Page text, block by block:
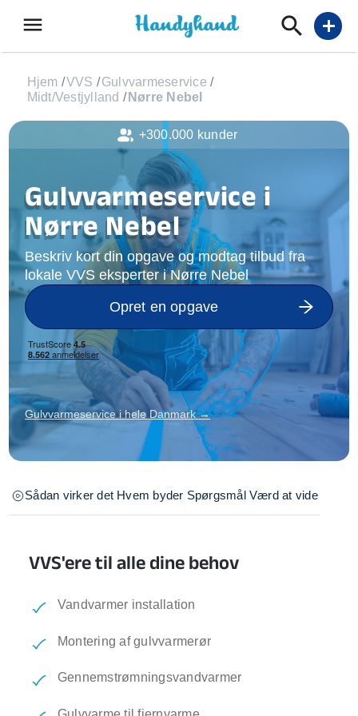
menu add
Hjem /VVS /Gulvvarmeservice /
Midt/Vestjylland / Nørre Nebel
Gulvvarmeservice i
Nørre Nebel
Beskriv kort din opgave og modtag tilbud fra
lokale VVS eksperter i Nørre Nebel
Opret en opgave
Gulvvarmeservice i hele Danmark →
Sådan virker det Hvem byder Spørgsmål Værd at vide
VVS'ere til alle dine behov
Vandvarmer installation
Montering af gulvvarmerør
Gennemstrømningsvandvarmer
+300.000 kunder